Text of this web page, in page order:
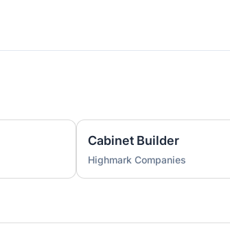
Cabinet Builder
Highmark Companies